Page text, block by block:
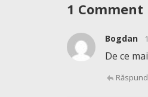
1 Comment
Bogdan
De ce